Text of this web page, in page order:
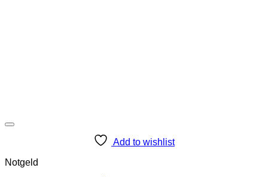
Add to wishlist
Notgeld